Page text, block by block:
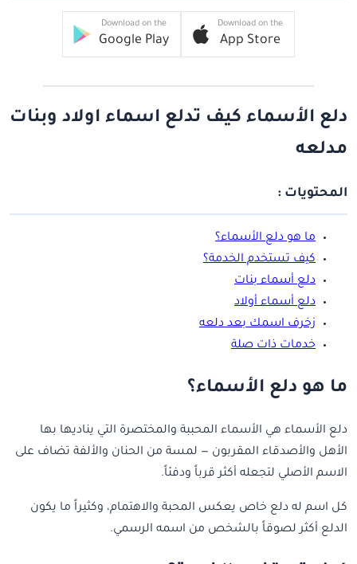
Download on the
App Store
Download on the
Google Play
دلع الأسماء كيف تدلع اسماء اولاد وبنات
مدلعه
المحتويات :
ما هو دلع الأسماء؟
كيف تستخدم الخدمة؟
دلع أسماء بنات
دلع أسماء أولاد
زخرف اسمك بعد دلعه
خدمات ذات صلة
ما هو دلع الأسماء؟
دلع الأسماء هي الأسماء المحببة والمختصرة التي يناديها بها
الأهل والأصدقاء المقربون — لمسة من الحنان والألفة تضاف على
الاسم الأصلي لتجعله أكثر قرباً ودفئاً.
كل اسم له دلع خاص يعكس المحبة والاهتمام، وكثيراً ما يكون
الدلع أكثر لصوقاً بالشخص من اسمه الرسمي.